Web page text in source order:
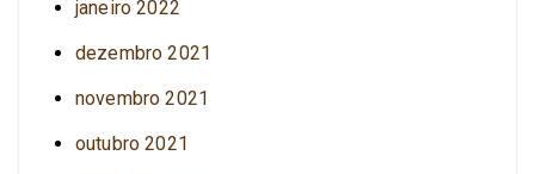
janeiro 2022
dezembro 2021
novembro 2021
outubro 2021